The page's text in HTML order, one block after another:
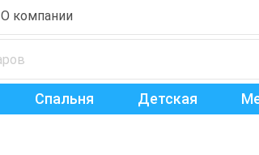
О компании
Спальня Детская